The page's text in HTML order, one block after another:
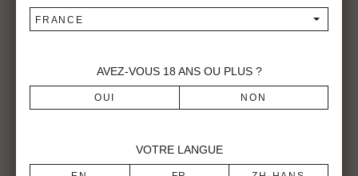
FRANCE
AVEZ-VOUS 18 ANS OU PLUS ?
VOTRE LANGUE